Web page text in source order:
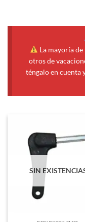
La mayoría
otros de
téngalo en cuenta
SIN